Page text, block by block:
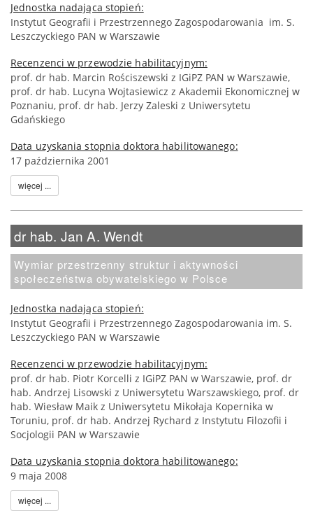
Jednostka nadająca stopień:
Instytut Geografii i Przestrzennego Zagospodarowania im. S.
Leszczyckiego PAN w Warszawie
Recenzenci w przewodzie habilitacyjnym:
prof. dr hab. Marcin Rościszewski z IGiPZ PAN w Warszawie,
prof. dr hab. Lucyna Wojtasiewicz z Akademii Ekonomicznej w
Poznaniu, prof. dr hab. Jerzy Zaleski z Uniwersytetu
Gdańskiego
Data uzyskania stopnia doktora habilitowanego:
17 października 2001
więcej ...
dr hab. Jan A. Wendt
Wymiar przestrzenny struktur i aktywności
społeczeństwa obywatelskiego w Polsce
Jednostka nadająca stopień:
Instytut Geografii i Przestrzennego Zagospodarowania im. S.
Leszczyckiego PAN w Warszawie
Recenzenci w przewodzie habilitacyjnym:
prof. dr hab. Piotr Korcelli z IGiPZ PAN w Warszawie, prof. dr
hab. Andrzej Lisowski z Uniwersytetu Warszawskiego, prof. dr
hab. Wiesław Maik z Uniwersytetu Mikołaja Kopernika w
Toruniu, prof. dr hab. Andrzej Rychard z Instytutu Filozofii i
Socjologii PAN w Warszawie
Data uzyskania stopnia doktora habilitowanego:
9 maja 2008
więcej ...